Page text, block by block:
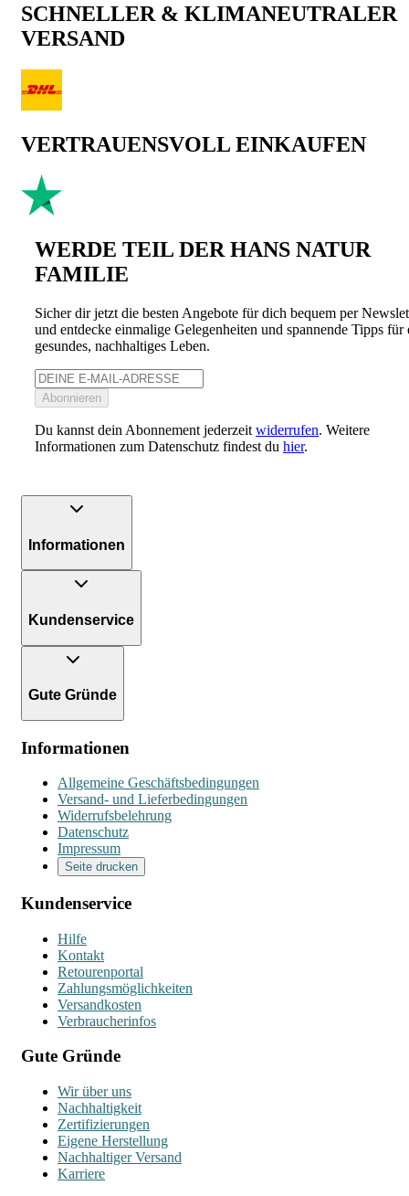
SCHNELLER & KLIMANEUTRALER
VERSAND
VERTRAUENSVOLL EINKAUFEN
WERDE TEIL DER HANS NATUR
FAMILIE
Sicher dir jetzt die besten Angebote für dich bequem per
und entdecke einmalige Gelegenheiten und spannende Tipps für
gesundes, nachhaltiges Leben.
Abonnieren
Du kannst dein Abonnement jederzeit widerrufen. Weitere
Informationen zum Datenschutz findest du hier.
Informationen
Kundenservice
Gute Gründe
Informationen
Allgemeine Geschäftsbedingungen
Versand- und Lieferbedingungen
Widerrufsbelehrung
Datenschutz
Impressum
Seite drucken
Kundenservice
Hilfe
Kontakt
Retourenportal
Zahlungsmöglichkeiten
Versandkosten
Verbraucherinfos
Gute Gründe
Wir über uns
Nachhaltigkeit
Zertifizierungen
Eigene Herstellung
Nachhaltiger Versand
Karriere